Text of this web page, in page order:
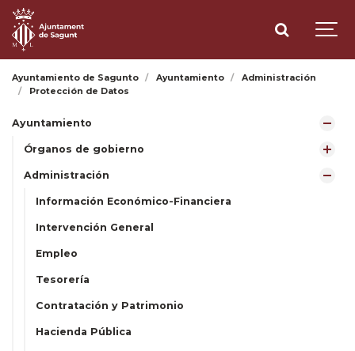
Ayuntamiento de Sagunto Ayuntamiento
Administración
Protección de Datos
Ayuntamiento
Órganos de gobierno
Administración
Información Económico-Financiera
Intervención General
Empleo
Tesorería
Contratación y Patrimonio
Hacienda Pública